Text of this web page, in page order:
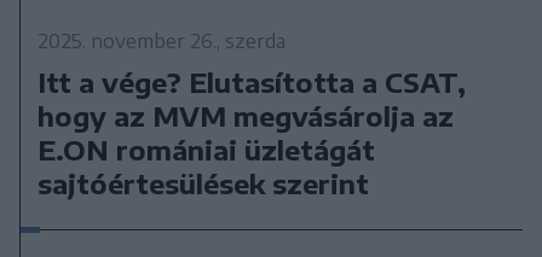
2025. november 26., szerda
Itt a vége? Elutasította a CSAT,
hogy az MVM megvásárolja az
E.ON romániai üzletágát
sajtóértesülések szerint